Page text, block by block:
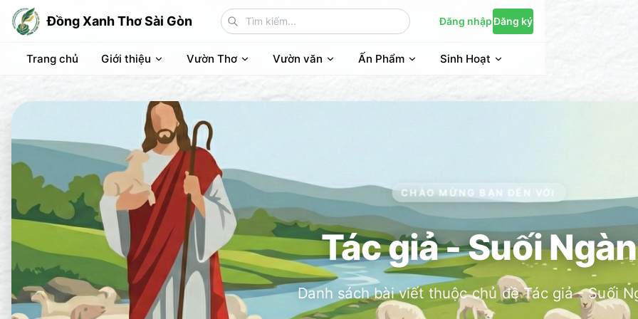
Đồng Xanh Thơ Sài Gòn Đăng nhậpĐăng ký
Trang chủ Giới thiệu Vườn Thơ Vườn văn Ấn Phẩm Sinh Hoạt
CHÀO MỪNG BẠN ĐẾN VỚI
Tác giả - Suối Ngàn
Danh sách bài viết thuộc chủ đề Tác giả - Suối